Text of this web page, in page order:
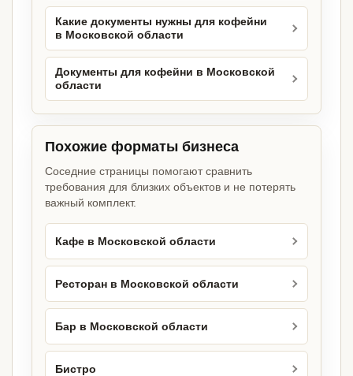
Какие документы нужны для кофейни
в Московской области
Документы для кофейни в Московской
области
Похожие форматы бизнеса
Соседние страницы помогают сравнить
требования для близких объектов и не потерять
важный комплект.
Кафе в Московской области
Ресторан в Московской области
Бар в Московской области
Бистро